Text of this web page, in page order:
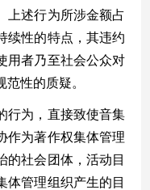
上述行为所涉金额占
续性的特点，其违约
用者乃至社会公众对
性的质疑。
行为，直接致使音集
作为著作权集体管理
的社会团体，活动目
体管理组织产生的目